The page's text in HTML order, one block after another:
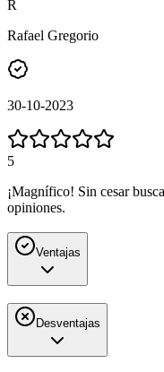
R
Rafael Gregorio
30-10-2023
5
¡Magnífico! Sin cesar
opiniones.
Ventajas
Desventajas